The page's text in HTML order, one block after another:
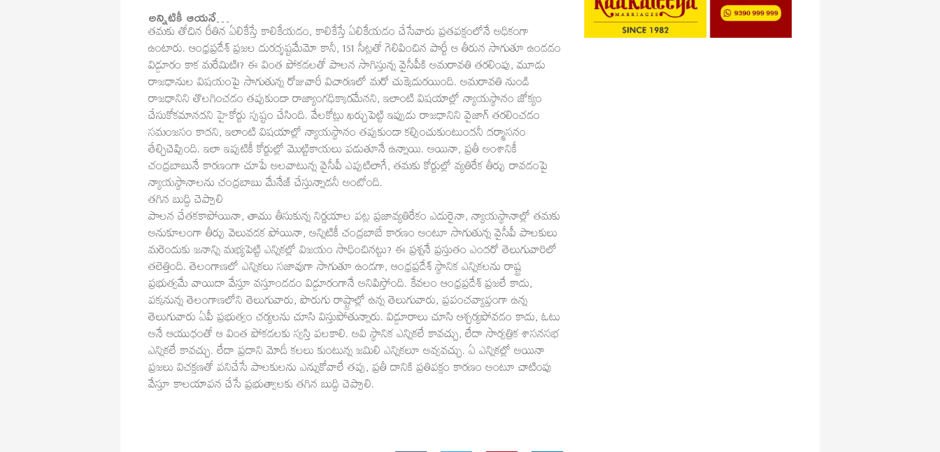
అన్నిటికీ ఆయనే…
తమకు తోచిన రీతిన ఏలికేస్తే కాలికేయడం, కాలికేస్తే ఏలికేయడం చేసేవారు ప్రతపక్షంలోనే అధికంగా
ఉంటారు. ఆంధ్రప్రదేశ్ ప్రజల దురదృష్టమేమో కానీ, 151 సీట్లతో గెలిపించిన పార్టీ ఆ తీరున సాగుతూ ఉండడం
విడ్డూరం కాక మరేమిటి!? ఈ వింత పోకడలతో పాలన సాగిస్తున్న వైసీపీకి అమరావతి తరలింపు, మూడు
రాజధానుల విషయంపై సాగుతున్న రోజువారీ విచారణలో మరో చుక్కెదురయింది. అమరావతి నుండి
రాజధానిని తొలగించడం తప్పకుండా రాజ్యాంగధిక్కారమేనని, ఇలాంటి విషయాల్లో న్యాయస్థానం జోక్యం
చేసుకోకమానదని హైకోర్టు స్పష్టం చేసింది. వేలకోట్లు ఖర్చుపెట్టి ఇప్పుడు రాజధానిని వైజాగ్ తరలించడం
సమంజసం కాదని, ఇలాంటి విషయాల్లో న్యాయస్థానం తప్పకుండా కల్పించుకుంటుందనీ దర్మాసనం
తేల్చిచెప్పింది. ఇలా ఇప్పటికీ కోర్టుల్లో మొట్టికాయలు పడుతూనే ఉన్నాయి. అయినా, ప్రతీ అంశానికీ
చంద్రబాబునే కారణంగా చూపే అలవాటున్న వైసీపీ ఎప్పటిలాగే, తమకు కోర్టుల్లో వ్యతిరేక తీర్పు రావడంపై
న్యాయస్థానాలను చంద్రబాబు మేనేజ్ చేస్తున్నాడనీ అంటోంది.
తగిన బుద్ధి చెప్పాలి
పాలన చేతకకాపోయినా, తాము తీసుకున్న నిర్ణయాల పట్ల ప్రజావ్యతిరేకం ఎదురైనా, న్యాయస్థానాల్లో తమకు
అనుకూలంగా తీర్పు వెలువడక పోయినా, అన్నిటికీ చంద్రబాబే కారణం అంటూ సాగుతున్న వైసీపీ పాలకులు
మరెందుకు జనాన్ని మభ్యపెట్టి ఎన్నికల్లో విజయం సాధించినట్టు? ఈ ప్రశ్ననే ప్రస్తుతం ఎందరో తెలుగువారిలో
తలెత్తింది. తెలంగాణలో ఎన్నికలు సజావుగా సాగుతూ ఉండగా, ఆంధ్రప్రదేశ్ స్థానిక ఎన్నికలను రాష్ట్ర
ప్రభుత్వమే వాయిదా వేస్తూ వస్తూండడం విడ్డూరంగానే అనిపిస్తోంది. కేవలం ఆంధ్రప్రదేశ్ ప్రజలే కాదు,
పక్కనున్న తెలంగాణలోని తెలుగువారు, పొరుగు రాష్ట్రాల్లో ఉన్న తెలుగువారు, ప్రపంచవ్యాప్తంగా ఉన్న
తెలుగువారు ఏపీ ప్రభుత్వం చర్యలను చూసి విస్తుపోతున్నారు. విడ్డూరాలు చూసి ఆశ్చర్యపోవడం కాదు, ఓటు
అనే ఆయుధంతో ఆ వింత పోకడలకు స్వస్తి పలకాలి. అవి స్థానిక ఎన్నికలే కావచ్చు, లేదా సార్వత్రిక శాసనసభ
ఎన్నికలే కావచ్చు. లేదా ప్రదాని మోదీ కలలు కుంటున్న జమిలి ఎన్నికలూ అవ్వవచ్చు. ఏ ఎన్నికల్లో అయినా
ప్రజలు విచక్షణతో పనిచేసే పాలకులను ఎన్నుకోవాలే తప్ప, ప్రతీ దానికి ప్రతిపక్షం కారణం అంటూ చాటింపు
వేస్తూ కాలయాపన చేసే ప్రభుత్వాలకు తగిన బుద్ధి చెప్పాలి.